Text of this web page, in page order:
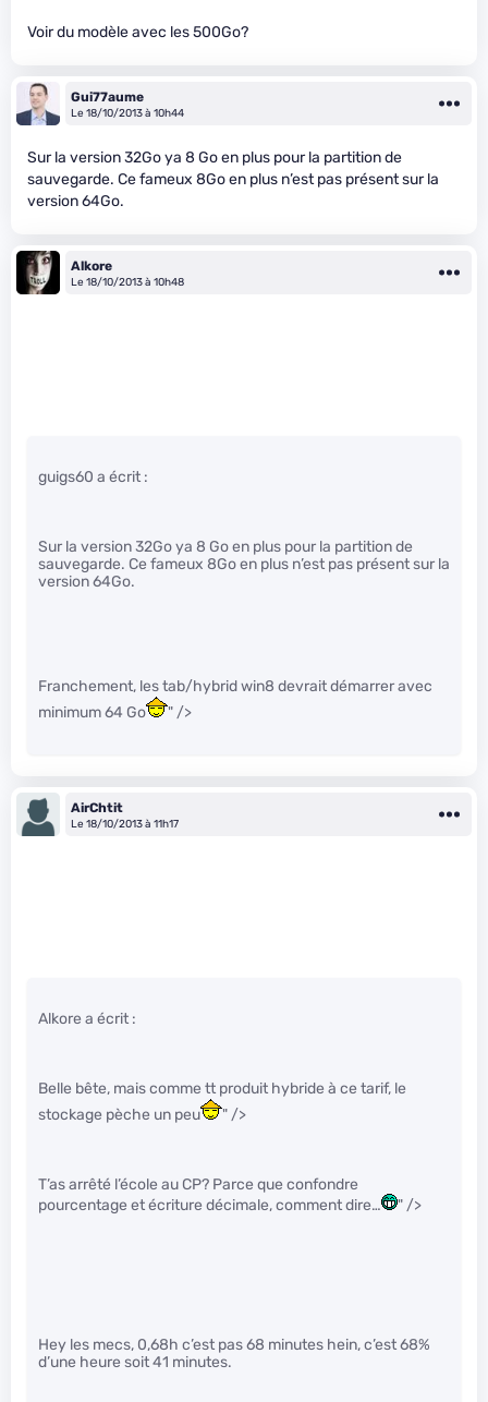
Voir du modèle avec les 500Go?
Gui77aume
Le 18/10/2013 à 10h44
Sur la version 32Go ya 8 Go en plus pour la partition de
sauvegarde. Ce fameux 8Go en plus n’est pas présent sur la
version 64Go.
Alkore
Le 18/10/2013 à 10h48
guigs60 a écrit :
Sur la version 32Go ya 8 Go en plus pour la partition de
sauvegarde. Ce fameux 8Go en plus n’est pas présent sur la
version 64Go.
Franchement, les tab/hybrid win8 devrait démarrer avec
minimum 64 Go
" />
AirChtit
Le 18/10/2013 à 11h17
Alkore a écrit :
Belle bête, mais comme tt produit hybride à ce tarif, le
stockage pèche un peu
" />
T’as arrêté l’école au CP? Parce que confondre
pourcentage et écriture décimale, comment dire…
" />
Hey les mecs, 0,68h c’est pas 68 minutes hein, c’est 68%
d’une heure soit 41 minutes.